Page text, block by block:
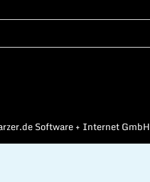
Software + Internet GmbH